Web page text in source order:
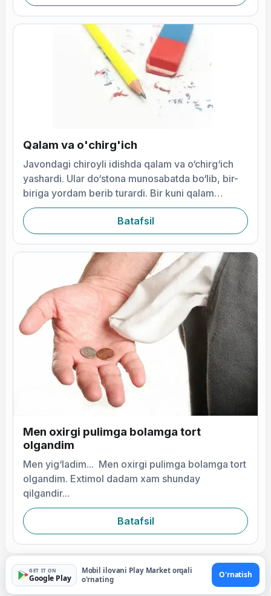
Qalam va o'chirg'ich
Javondagi chiroyli idishda qalam va o‘chirg‘ich
yashardi. Ular do‘stona munosabatda bo‘lib, bir-
biriga yordam berib turardi. Bir kuni qalam
suhbatini uzr so‘rashdan boshladi
Batafsil
Men oxirgi pulimga bolamga tort
olgandim
Men yig‘ladim... Men oxirgi pulimga bolamga tort
olgandim. Extimol dadam xam shunday
qilgandir...
Batafsil
GET IT ON
Google Play
Mobil ilovani Play Market orqali
o'rnating
O'rnatish